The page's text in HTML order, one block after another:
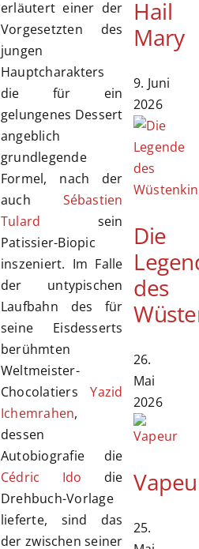
erläutert einer der
Vorgesetzten des
jungen
Hauptcharakters
die für ein
gelungenes Dessert
angeblich
grundlegende
Formel, nach der
auch Sébastien
Tulard sein
Patissier-Biopic
inszeniert. Im Falle
der untypischen
Laufbahn des für
seine Eisdesserts
berühmten
Weltmeister-
ChocolatiersYazid
Ichemrahen,
dessen
Autobiografie die
Cédric Ido die
Drehbuch-Vorlage
lieferte, sind das
der zwischen seiner
Hail
Mary
9. Juni
2026
Die
des
26.
Mai
2026
25.